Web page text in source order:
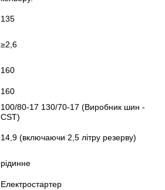
135
≥2,6
160
160
100/80-17 130/70-17 (Виробник шин -
СST)
14,9 (включаючи 2,5 літру резерву)
рідинне
Електростартер